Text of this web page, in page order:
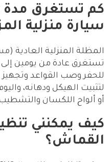
كم تستغرق مدة
سيارة منزلية
المظلة المنزلية العادية
للحفر وصب القواعد وتجهيز
لتثبيت الهيكل ودهانه،
أو ألواح اللكسان والتشطيب
كيف يمكنني
القماش؟